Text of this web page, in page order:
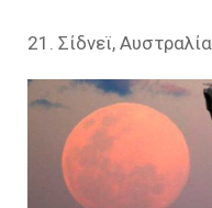
21. Σίδνεϊ, Αυστραλία